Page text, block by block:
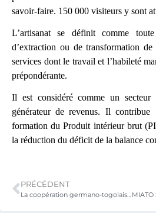
savoir-faire. 150 000 visiteurs y sont
L’artisanat se définit comme
d’extraction ou de transformation
services dont le travail et l’habileté
prépondérante.
Il est considéré comme un secteur
générateur de revenus. Il
formation du Produit intérieur brut
la réduction du déficit de la balance
PRÉCÉDENT
La coopération germano-togolaise au service de l’artisanat